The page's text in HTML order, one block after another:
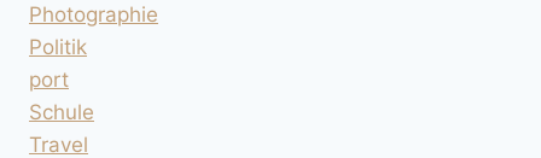
Photographie
Politik
port
Schule
Travel